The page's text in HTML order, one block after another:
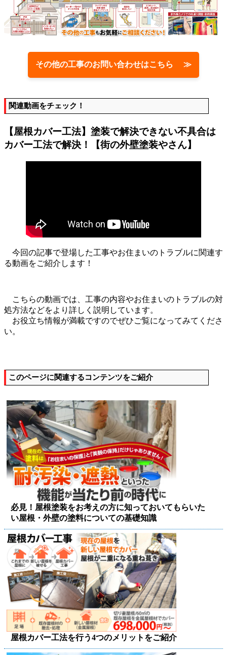
その他の工事のお問い合わせはこちら ≫
関連動画をチェック！
【屋根カバー工法】塗装で解決できない不具合は
カバー工法で解決！【街の外壁塗装やさん】
今回の記事で登場した工事やお住まいのトラブルに関連す
る動画をご紹介します！
こちらの動画では、工事の内容やお住まいのトラブルの対
処方法などをより詳しく説明しています。
お役立ち情報が満載ですのでぜひご覧になってみてくださ
い。
このページに関連するコンテンツをご紹介
必見！屋根塗装をお考えの方に知っておいてもらいた
い屋根・外壁の塗料についての基礎知識
屋根カバー工法を行う4つのメリットをご紹介